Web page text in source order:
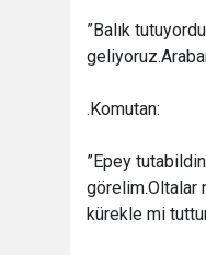
”Balık
.Komutan:
”Epey
görelim.Oltalar
kürekle mi